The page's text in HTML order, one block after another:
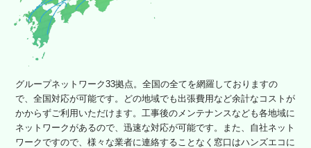
グループネットワーク33拠点。全国の全てを網羅しておりますの
で、全国対応が可能です。どの地域でも出張費用など余計なコストが
かからずご利用いただけます。工事後のメンテナンスなども各地域に
ネットワークがあるので、迅速な対応が可能です。また、自社ネット
ワークですので、様々な業者に連絡することなく窓口はハンズエコに